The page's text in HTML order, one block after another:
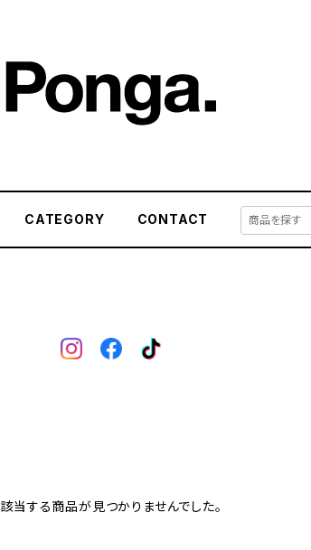
CATEGORY CONTACT
該当する商品が見つかりませんでした。